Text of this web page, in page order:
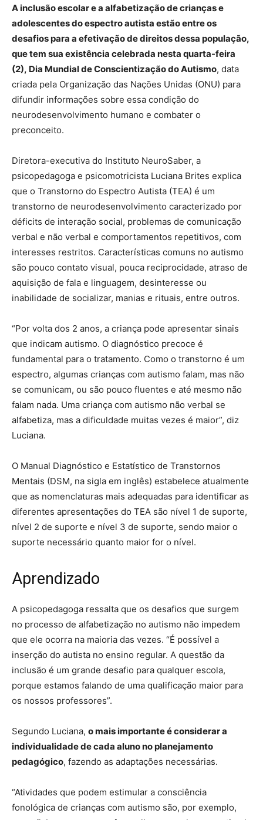
A inclusão escolar e a alfabetização de crianças e
adolescentes do espectro autista estão entre os
desafios para a efetivação de direitos dessa população,
que tem sua existência celebrada nesta quarta-feira
(2), Dia Mundial de Conscientização do Autismo, data
criada pela Organização das Nações Unidas (ONU) para
difundir informações sobre essa condição do
neurodesenvolvimento humano e combater o
preconceito.
Diretora-executiva do Instituto NeuroSaber, a
psicopedagoga e psicomotricista Luciana Brites explica
que o Transtorno do Espectro Autista (TEA) é um
transtorno de neurodesenvolvimento caracterizado por
déficits de interação social, problemas de comunicação
verbal e não verbal e comportamentos repetitivos, com
interesses restritos. Características comuns no autismo
são pouco contato visual, pouca reciprocidade, atraso de
aquisição de fala e linguagem, desinteresse ou
inabilidade de socializar, manias e rituais, entre outros.
“Por volta dos 2 anos, a criança pode apresentar sinais
que indicam autismo. O diagnóstico precoce é
fundamental para o tratamento. Como o transtorno é um
espectro, algumas crianças com autismo falam, mas não
se comunicam, ou são pouco fluentes e até mesmo não
falam nada. Uma criança com autismo não verbal se
alfabetiza, mas a dificuldade muitas vezes é maior”, diz
Luciana.
O Manual Diagnóstico e Estatístico de Transtornos
Mentais (DSM, na sigla em inglês) estabelece atualmente
que as nomenclaturas mais adequadas para identificar as
diferentes apresentações do TEA são nível 1 de suporte,
nível 2 de suporte e nível 3 de suporte, sendo maior o
suporte necessário quanto maior for o nível.
Aprendizado
A psicopedagoga ressalta que os desafios que surgem
no processo de alfabetização no autismo não impedem
que ele ocorra na maioria das vezes. “É possível a
inserção do autista no ensino regular. A questão da
inclusão é um grande desafio para qualquer escola,
porque estamos falando de uma qualificação maior para
os nossos professores”.
Segundo Luciana, o mais importante é considerar a
individualidade de cada aluno no planejamento
pedagógico, fazendo as adaptações necessárias.
“Atividades que podem estimular a consciência
fonológica de crianças com autismo são, por exemplo,